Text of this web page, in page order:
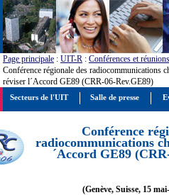
Page principale : UIT-R : Conférences et réunions
Conférence régionale des radiocommunications
réviser l´Accord GE89 (CRR-06-Rev.GE89)
Conférence
radiocommunications
´Accord GE89
(Genève, Suisse, 15
Secteurs de l'UIT Salle de presse